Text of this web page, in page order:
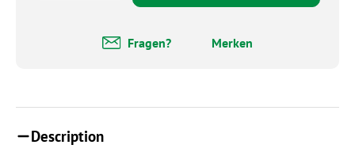
Fragen? Merken
Description